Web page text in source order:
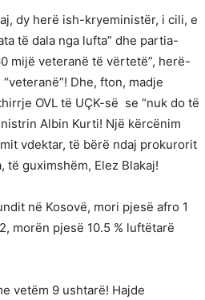
dy herë ish-kryeministër, i cili, e
të dala nga lufta” dhe partia-
mijë veteranë të vërtetë”, herë-
Dhe, fton, madje
OVL të UÇK-së se “nuk do të
Albin Kurti! Një kërcënim
vdektar, të bërë ndaj prokurorit
guximshëm, Elez Blakaj!
në Kosovë, mori pjesë afro 1
morën pjesë 10.5 % luftëtarë
vetëm 9 ushtarë! Hajde